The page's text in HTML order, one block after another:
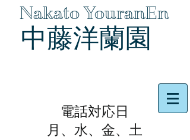
Nakato YouranEn
中藤洋蘭園
電話対応日
月、水、金、土